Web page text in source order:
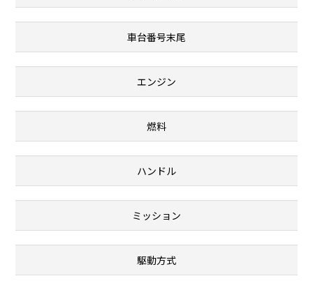
車台番号末尾
エンジン
燃料
ハンドル
ミッション
駆動方式